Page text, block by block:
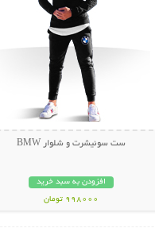
ست سوئیشرت و شلوار BMW
افزودن به سبد خرید
998000 تومان